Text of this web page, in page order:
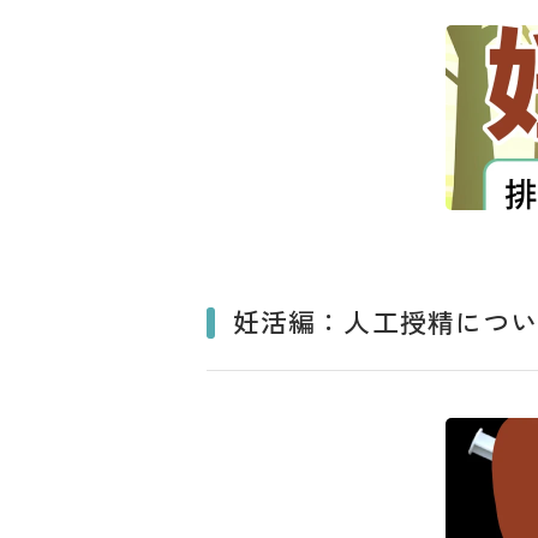
妊活編：人工授精につ